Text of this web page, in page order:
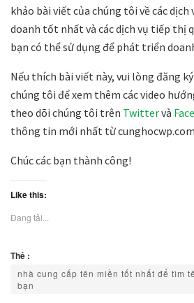
khảo bài viết của chúng tôi về các
doanh tốt nhất và các dịch vụ tiếp thị
bạn có thể sử dụng để phát triển
Nếu thích bài viết này, vui lòng đăng ký
chúng tôi để xem thêm các video
theo dõi chúng tôi trên Twittervà
thông tin mới nhất từ cunghocwp.com
Chúc các bạn thành công!
Like this:
Đang tải...
Thẻ :
nhà cung cấp tên miền tốt nhất để tìm
bạn